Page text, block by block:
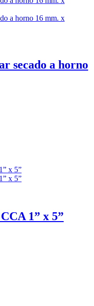
secado a horno
1” x 5”